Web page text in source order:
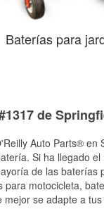
Baterías para
de
Auto Parts® en
Si ha llegado
de las baterías
motocicleta,
se adapte a